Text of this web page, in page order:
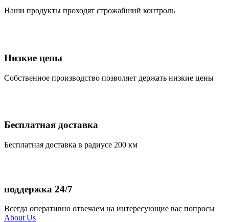
Наши продукты проходят строжайший контроль
Низкие цены
Собственное производство позволяет держать низкие цены
Бесплатная доставка
Бесплатная доставка в радиусе 200 км
поддержка 24/7
Всегда оперативно отвечаем на интересующие вас попросы
About Us